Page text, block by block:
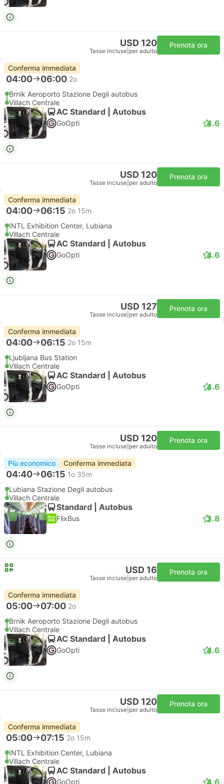
USD 120
Tasse incluse per adulto
Prenota ora
Conferma immediata
04:00 06:00 2o
Brnik Aeroporto Stazione Degli autobus
Villach Centrale
AC Standard | Autobus
GoOpti 4.6
USD 120
Tasse incluse per adulto
Prenota ora
Conferma immediata
04:00 06:15 2o 15m
INTL Exhibition Center, Lubiana
Villach Centrale
AC Standard | Autobus
GoOpti 4.6
USD 127
Tasse incluse per adulto
Prenota ora
Conferma immediata
04:00 06:15 2o 15m
Ljubljana Bus Station
Villach Centrale
AC Standard | Autobus
GoOpti 4.6
USD 120
Tasse incluse per adulto
Prenota ora
Più economico Conferma immediata
04:40 06:15 1o 35m
Lubiana Stazione Degli autobus
Villach Centrale
Standard | Autobus
FlixBus 3.8
USD 16
Tasse incluse per adulto
Prenota ora
Conferma immediata
05:00 07:00 2o
Brnik Aeroporto Stazione Degli autobus
Villach Centrale
AC Standard | Autobus
GoOpti 4.6
USD 120
Tasse incluse per adulto
Prenota ora
Conferma immediata
05:00 07:15 2o 15m
INTL Exhibition Center, Lubiana
Villach Centrale
AC Standard | Autobus
GoOpti 4.6